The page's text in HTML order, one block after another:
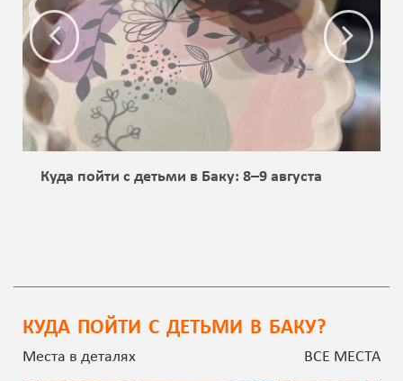
Куда пойти с детьми в Баку: 8–9 августа
КУДА ПОЙТИ С ДЕТЬМИ В БАКУ?
Места в деталях ВСЕ МЕСТА